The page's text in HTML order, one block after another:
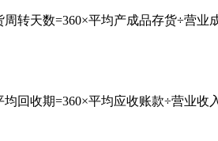
天数=360×平均产成品存货÷营业
收期=360×平均应收账款÷营业收